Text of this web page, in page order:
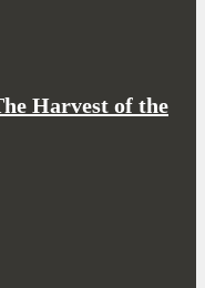
Harvest of the